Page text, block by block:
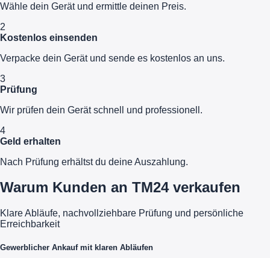
Wähle dein Gerät und ermittle deinen Preis.
2
Kostenlos einsenden
Verpacke dein Gerät und sende es kostenlos an uns.
3
Prüfung
Wir prüfen dein Gerät schnell und professionell.
4
Geld erhalten
Nach Prüfung erhältst du deine Auszahlung.
Warum Kunden an TM24 verkaufen
Klare Abläufe, nachvollziehbare Prüfung und persönliche
Erreichbarkeit
Gewerblicher Ankauf mit klaren Abläufen